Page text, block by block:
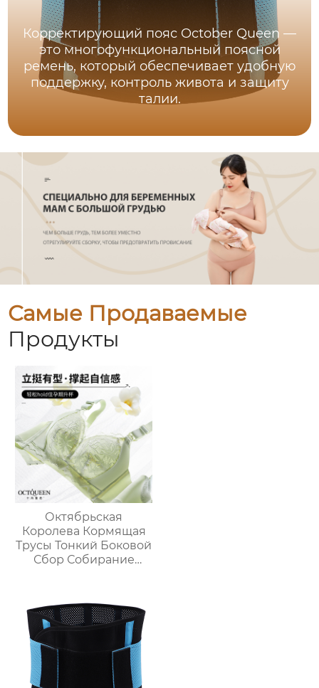
Корректирующий пояс October Queen —
это многофункциональный поясной
ремень, который обеспечивает удобную
поддержку, контроль живота и защиту
талии.
Самые Продаваемые
Продукты
Октябрьская
Королева Кормящая
Трусы Тонкий Боковой
Сбор Собирание
Бюстгальтер
Сексуальный
Кружевной
Материнский
Компаньон Грудное
вскармливание